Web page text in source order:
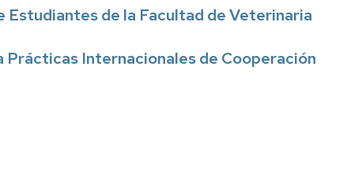
de la Facultad de Veterinaria
Prácticas Internacionales de Cooperación